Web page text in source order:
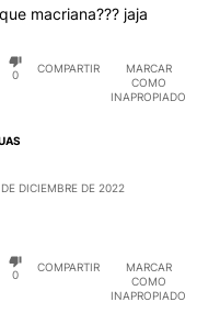
macriana??? jaja
0
COMPARTIR
MARCAR
COMO
INAPROPIADO
DICIEMBRE DE 2022
0
COMPARTIR
MARCAR
COMO
INAPROPIADO